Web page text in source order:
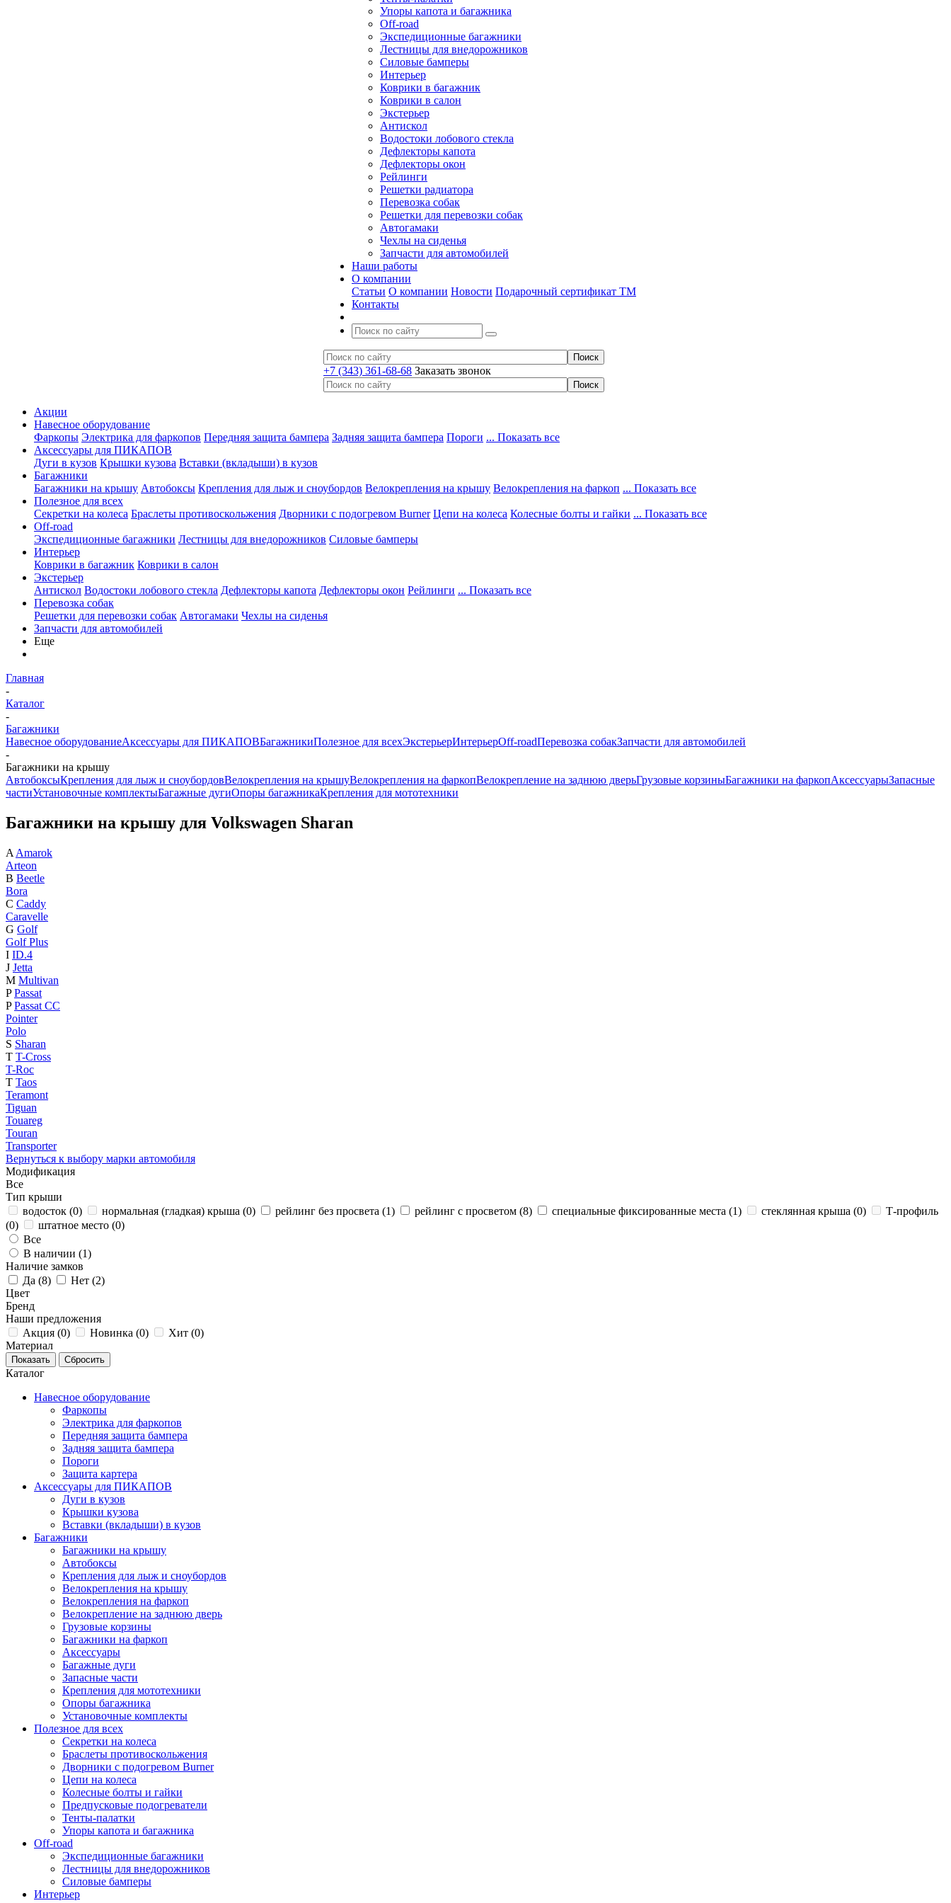
Упоры капота и багажника
Off-road
Экспедиционные багажники
Лестницы для внедорожников
Силовые бамперы
Интерьер
Коврики в багажник
Коврики в салон
Экстерьер
Антискол
Водостоки лобового стекла
Дефлекторы капота
Дефлекторы окон
Рейлинги
Решетки радиатора
Перевозка собак
Решетки для перевозки собак
Автогамаки
Чехлы на сиденья
Запчасти для автомобилей
Наши работы
О компании
Статьи О компании Новости Подарочный сертификат ТМ
Контакты
+7 (343) 361-68-68 Заказать звонок
Акции
Навесное оборудование
Фаркопы Электрика для фаркопов Передняя защита бампера Задняя защита бампера Пороги ... Показать все
Аксессуары для ПИКАПОВ
Дуги в кузов Крышки кузова Вставки (вкладыши) в кузов
Багажники
Багажники на крышу Автобоксы Крепления для лыж и сноубордов Велокрепления на крышу Велокрепления на фаркоп ... Показать все
Полезное для всех
Секретки на колеса Браслеты противоскольжения Дворники с подогревом Burner Цепи на колеса Колесные болты и гайки ... Показать все
Off-road
Экспедиционные багажники Лестницы для внедорожников Силовые бамперы
Интерьер
Коврики в багажник Коврики в салон
Экстерьер
Антискол Водостоки лобового стекла Дефлекторы капота Дефлекторы окон Рейлинги ... Показать все
Перевозка собак
Решетки для перевозки собак Автогамаки Чехлы на сиденья
Запчасти для автомобилей
Еще
Главная
-
Каталог
-
Багажники
Навесное оборудованиеАксессуары для ПИКАПОВБагажникиПолезное для всехЭкстерьерИнтерьерOff-roadПеревозка собакЗапчасти для автомобилей
-
Багажники на крышу
АвтобоксыКрепления для лыж и сноубордовВелокрепления на крышуВелокрепления на фаркопВелокрепление на заднюю дверьГрузовые корзиныБагажники на фаркопАксессуарыЗапасные
частиУстановочные комплектыБагажные дугиОпоры багажникаКрепления для мототехники
Багажники на крышу для Volkswagen Sharan
A Amarok
Arteon
B Beetle
Bora
C Caddy
Caravelle
G Golf
Golf Plus
I ID.4
J Jetta
M Multivan
P Passat
P Passat CC
Pointer
Polo
S Sharan
T T-Cross
T-Roc
T Taos
Teramont
Tiguan
Touareg
Touran
Transporter
Вернуться к выбору марки автомобиля
Модификация
Все
Тип крыши
водосток (0) нормальная (гладкая) крыша (0) рейлинг без просвета (1) рейлинг с просветом (8) специальные фиксированные места (1) стеклянная крыша (0)
Т-профиль
(0) штатное место (0)
Все
В наличии (1)
Наличие замков
Да (8) Нет (2)
Цвет
Бренд
Наши предложения
Акция (0) Новинка (0) Хит (0)
Материал
Каталог
Навесное оборудование
Фаркопы
Электрика для фаркопов
Передняя защита бампера
Задняя защита бампера
Пороги
Защита картера
Аксессуары для ПИКАПОВ
Дуги в кузов
Крышки кузова
Вставки (вкладыши) в кузов
Багажники
Багажники на крышу
Автобоксы
Крепления для лыж и сноубордов
Велокрепления на крышу
Велокрепления на фаркоп
Велокрепление на заднюю дверь
Грузовые корзины
Багажники на фаркоп
Аксессуары
Багажные дуги
Запасные части
Крепления для мототехники
Опоры багажника
Установочные комплекты
Полезное для всех
Секретки на колеса
Браслеты противоскольжения
Дворники с подогревом Burner
Цепи на колеса
Колесные болты и гайки
Предпусковые подогреватели
Тенты-палатки
Упоры капота и багажника
Off-road
Экспедиционные багажники
Лестницы для внедорожников
Силовые бамперы
Интерьер